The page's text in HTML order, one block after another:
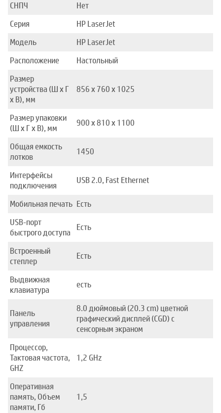
СНПЧ
Нет
Серия
HP LaserJet
Модель
HP LaserJet
Расположение
Настольный
Размер
устройства (Ш x Г
x В), мм
856 x 760 x 1025
Размер упаковки
(Ш x Г x В), мм
900 x 810 x 1100
Общая емкость
лотков
1450
Интерфейсы
подключения
USB 2.0, Fast Ethernet
Мобильная печать Есть
USB-порт
быстрого доступа
Есть
Встроенный
степлер
Есть
Выдвижная
клавиатура
есть
Панель
управления
8.0 дюймовый (20.3 cm) цветной
графический дисплей (CGD) с
сенсорным экраном
Процессор,
Тактовая частота,
GHZ
1,2 GHz
Оперативная
память, Объем
памяти, Гб
1,5